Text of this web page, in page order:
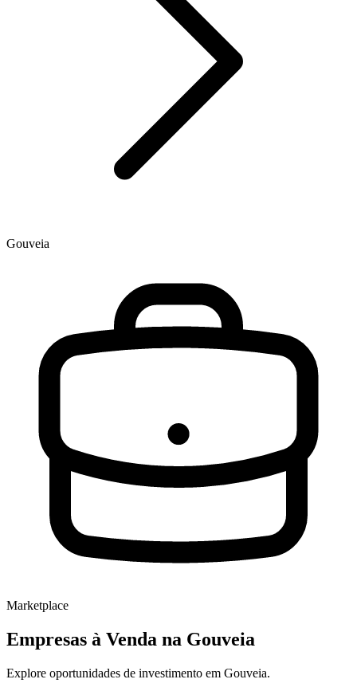
Gouveia
Marketplace
Empresas à Venda na Gouveia
Explore oportunidades de investimento em Gouveia.